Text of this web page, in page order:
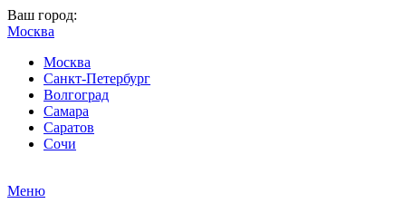
Ваш город:
Москва
Москва
Санкт-Петербург
Волгоград
Самара
Саратов
Сочи
Меню